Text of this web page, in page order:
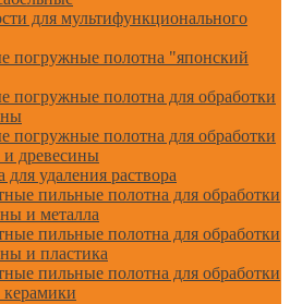
для мультифункционального
погружные полотна "японский
погружные полотна для обработки
погружные полотна для обработки
и древесины
для удаления раствора
пильные полотна для обработки
и металла
пильные полотна для обработки
и пластика
пильные полотна для обработки